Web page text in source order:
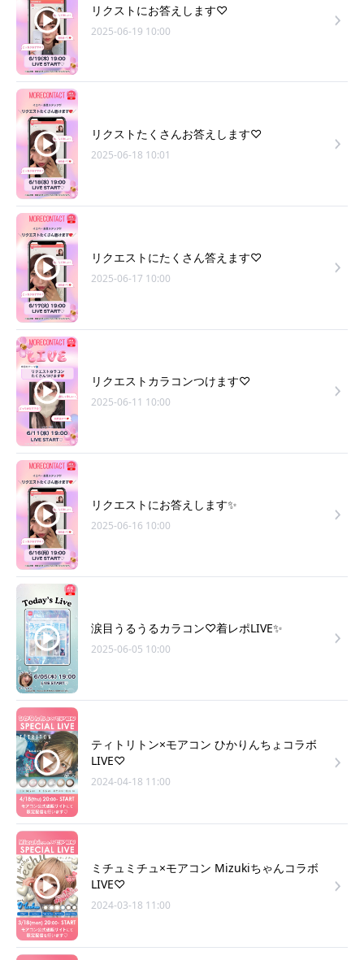
リクストにお答えします♡
2025-06-19 10:00
リクストたくさんお答えします♡
2025-06-18 10:01
リクエストにたくさん答えます♡
2025-06-17 10:00
リクエストカラコンつけます♡
2025-06-11 10:00
リクエストにお答えします✨
2025-06-16 10:00
涙目うるうるカラコン♡着レポLIVE✨
2025-06-05 10:00
ティトリトン×モアコン ひかりんちょコラボ
LIVE♡
2024-04-18 11:00
ミチュミチュ×モアコン Mizukiちゃんコラボ
LIVE♡
2024-03-18 11:00